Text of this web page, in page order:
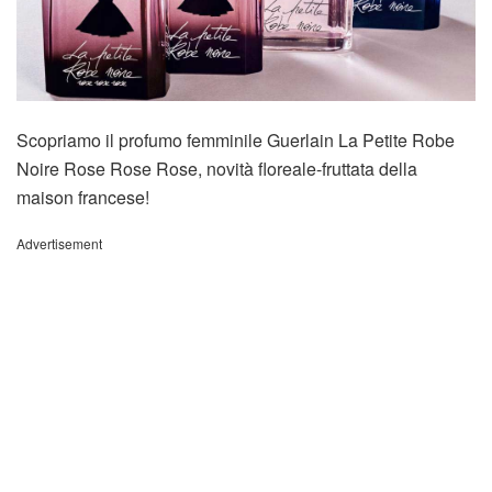
Scopriamo il profumo femminile Guerlain La Petite Robe
Noire Rose Rose Rose, novità floreale-fruttata della
maison francese!
Advertisement